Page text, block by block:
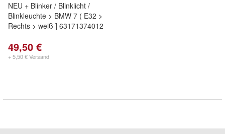
NEU + Blinker / Blinklicht /
Blinkleuchte > BMW 7 ( E32 >
Rechts > weiß ] 63171374012
49,50 €
+ 5,50 € Versand